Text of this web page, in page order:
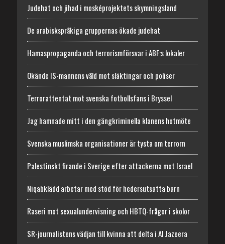
Judehat och jihad i mosképrojektets skymningsland
De arabiskspråkiga gruppernas ökade judehat
Hamaspropaganda och terrorismförsvar i ABF:s lokaler
Okände IS-mannens våld mot släktingar och poliser
Terrorattentat mot svenska fotbollsfans i Bryssel
Jag hamnade mitt i den gängkriminella klanens hotmöte
Svenska muslimska organisationer är tysta om terrorn
Palestinskt firande i Sverige efter attackerna mot Israel
Niqabklädd arbetar med stöd för hedersutsatta barn
Raseri mot sexualundervisning och HBTQ-frågor i skolor
SR-journalistens vädjan till kvinna att delta i Al Jazeera